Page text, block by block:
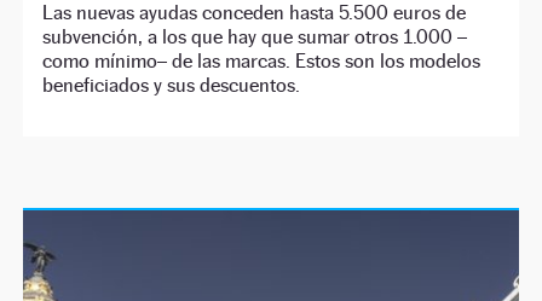
Las nuevas ayudas conceden hasta 5.500 euros de
subvención, a los que hay que sumar otros 1.000 –
como mínimo– de las marcas. Estos son los modelos
beneficiados y sus descuentos.